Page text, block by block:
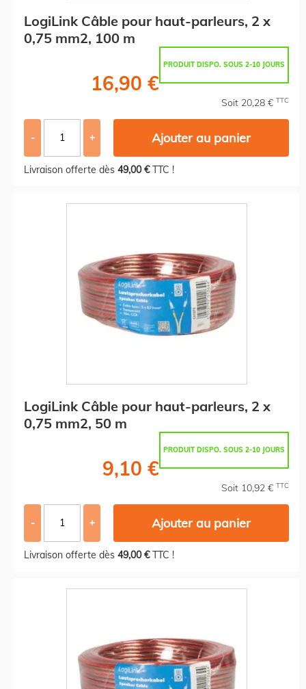
LogiLink Câble pour haut-parleurs, 2 x
0,75 mm2, 100 m
PRODUIT DISPO. SOUS 2-10 JOURS
16,90 €
Soit 20,28 € TTC
- + Ajouter au panier
Livraison offerte dès 49,00 €TTC !
LogiLink Câble pour haut-parleurs, 2 x
0,75 mm2, 50 m
PRODUIT DISPO. SOUS 2-10 JOURS
9,10 €
Soit 10,92 € TTC
- + Ajouter au panier
Livraison offerte dès 49,00 €TTC !